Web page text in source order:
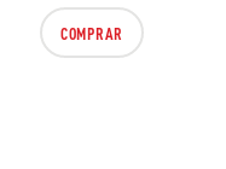
COMPRAR